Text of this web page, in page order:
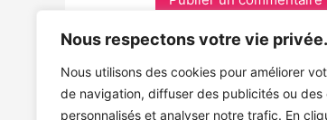
Nous respectons votre vie privée.
Nous utilisons des cookies pour améliorer
de navigation, diffuser des publicités ou des
personnalisés et analyser notre trafic. En